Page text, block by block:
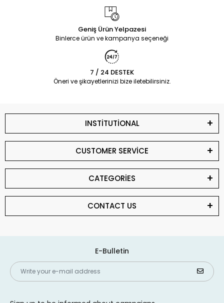
Geniş Ürün Yelpazesi
Binlerce ürün ve kampanya seçeneği
7 / 24 DESTEK
Öneri ve şikayetlerinizi bize iletebilirsiniz.
INSTİTUTİONAL
CUSTOMER SERVİCE
CATEGORİES
CONTACT US
E-Bulletin